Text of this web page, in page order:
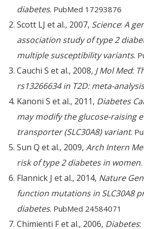
diabetes. PubMed 17293876
Scott LJ et al., 2007, Science: A
association study of type 2
multiple susceptibility variants.
Cauchi S et al., 2008, J Mol Med:
rs13266634 in T2D: meta-analysis
Kanoni S et al., 2011, Diabetes
may modify the glucose-raising
transporter (SLC30A8) variant.
Sun Q et al., 2009, Arch Intern
risk of type 2 diabetes in women.
Flannick J et al., 2014, Nature
function mutations in SLC30A8
diabetes. PubMed 24584071
Chimienti F et al., 2006, Diabetes: